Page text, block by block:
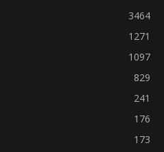
3464
1271
1097
829
241
176
173